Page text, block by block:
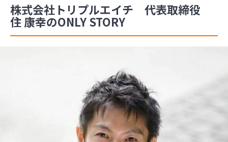
株式会社トリプルエイチ 代表取締役
住 康幸のONLY STORY